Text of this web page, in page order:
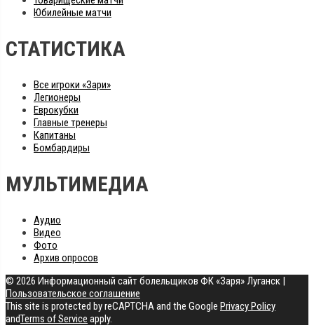
Юбилейные матчи
СТАТИСТИКА
Все игроки «Зари»
Легионеры
Еврокубки
Главные тренеры
Капитаны
Бомбардиры
МУЛЬТИМЕДИА
Аудио
Видео
Фото
Архив опросов
© 2026 Информационный сайт болельщиков ФК «Заря» Луганск |
Пользовательское соглашение
This site is protected by reCAPTCHA and the Google Privacy Policy
andTerms of Service apply.